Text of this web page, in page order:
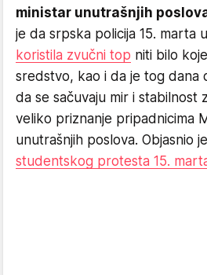
ministar unutrašnjih
je da srpska policija 15. marta
koristila zvučni top niti bilo
sredstvo, kao i da je tog dana
da se sačuvaju mir i stabilnost
veliko priznanje pripadnicima
unutrašnjih poslova. Objasnio
studentskog protesta 15.